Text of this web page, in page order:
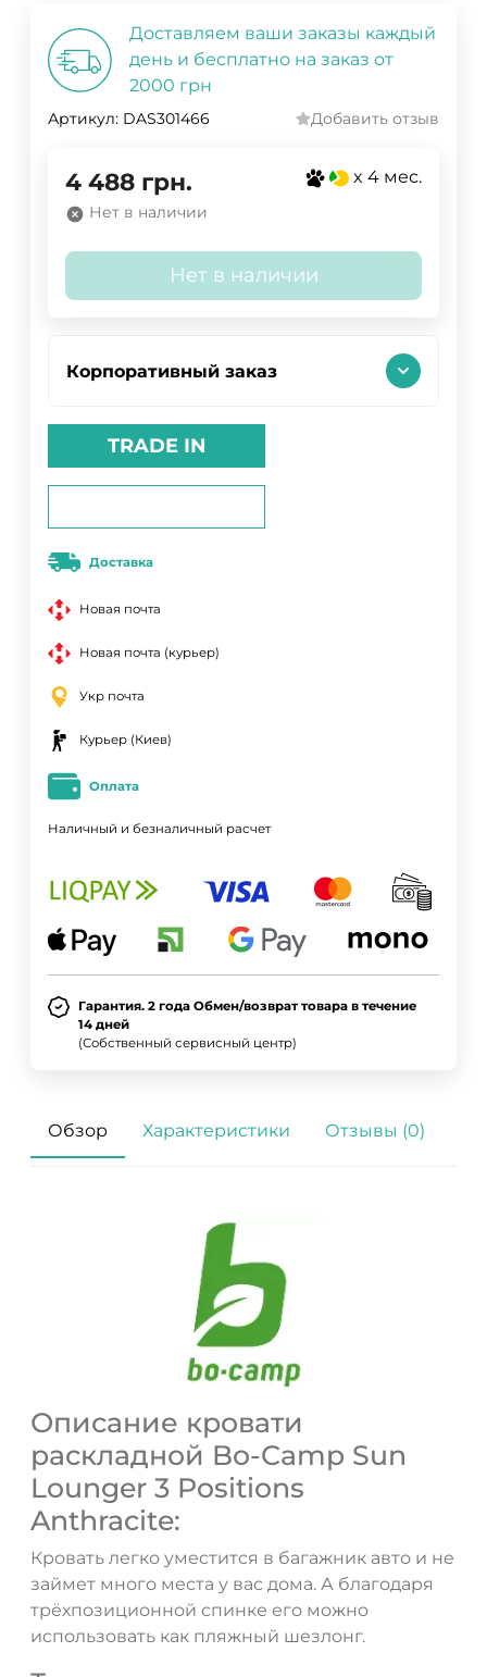
Доставляем ваши заказы каждый
день и бесплатно на заказ от
2000 грн
Артикул: DAS301466 Добавить отзыв
4 488 грн. x 4 мес.
Нет в наличии
Нет в наличии
Корпоративный заказ
TRADE IN
Доставка
Новая почта
Новая почта (курьер)
Укр почта
Курьер (Киев)
Оплата
Наличный и безналичный расчет
Гарантия. 2 года Обмен/возврат товара в течение
14 дней
(Собственный сервисный центр)
Обзор Характеристики Отзывы (0)
Описание кровати
раскладной Bo-Camp Sun
Lounger 3 Positions
Anthracite:
Кровать легко уместится в багажник авто и не
займет много места у вас дома. А благодаря
трёхпозиционной спинке его можно
использовать как пляжный шезлонг.